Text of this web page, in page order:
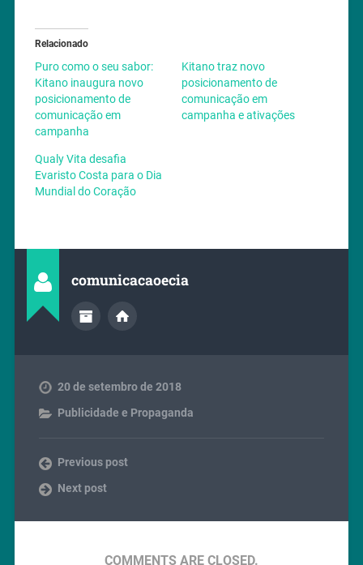
Relacionado
Puro como o seu sabor:
Kitano inaugura novo
posicionamento de
comunicação em
campanha
Kitano traz novo
posicionamento de
comunicação em
campanha e ativações
Qualy Vita desafia
Evaristo Costa para o Dia
Mundial do Coração
comunicacaoecia
20 de setembro de 2018
Publicidade e Propaganda
Previous post
Next post
COMMENTS ARE CLOSED.